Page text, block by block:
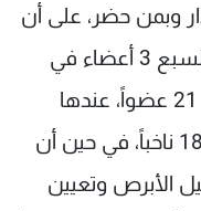
الثانية فمقررة في 17 آذار وبمن حضر، على أن
يُعيّن كل مطران على الأبرشيات السبع 3 أعضاء في
الجمعية العامة الناخبة، والبطريرك 21 عضواً، عندها
تكتمل الهيئة الناخبة وتصبح نحو 180 ناخباً، في حين أن
الأبرص وتعيين